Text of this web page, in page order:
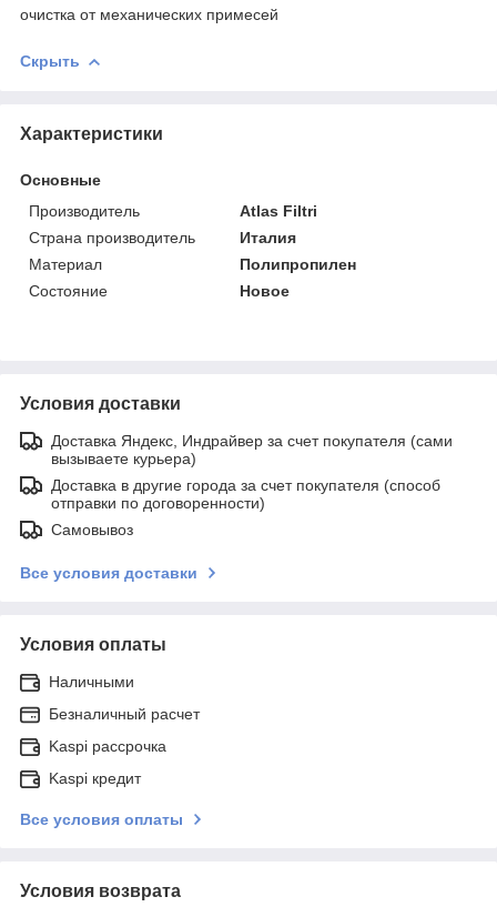
очистка от механических примесей
Скрыть
Характеристики
Основные
Производитель
Atlas Filtri
Страна производитель
Италия
Материал
Полипропилен
Состояние
Новое
Условия доставки
Доставка Яндекс, Индрайвер за счет покупателя (сами
вызываете курьера)
Доставка в другие города за счет покупателя (способ
отправки по договоренности)
Самовывоз
Все условия доставки
Условия оплаты
Наличными
Безналичный расчет
Kaspi рассрочка
Kaspi кредит
Все условия оплаты
Условия возврата